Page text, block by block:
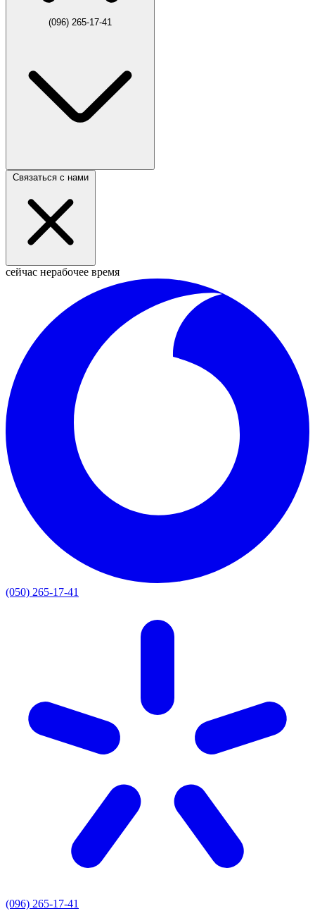
(096) 265-17-41
Связаться с нами
сейчас нерабочее время
(050) 265-17-41
(096) 265-17-41